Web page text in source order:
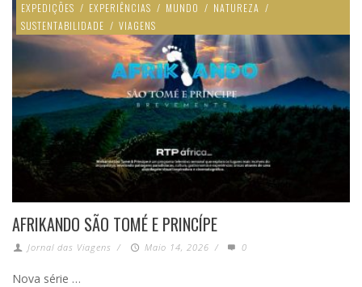
EXPEDIÇÕES / EXPERIÊNCIAS / MUNDO / NATUREZA /
SUSTENTABILIDADE / VIAGENS
AFRIKANDO SÃO TOMÉ E PRINCÍPE
Jornal das Viagens / Maio 14, 2026 / 0
Nova série …